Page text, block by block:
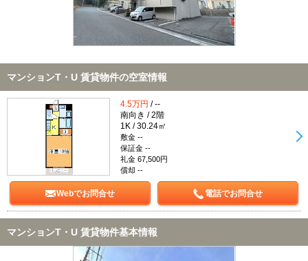
マンションT・U 賃貸物件の空室情報
4.5万円 / --
南向き / 2階
1K / 30.24㎡
敷金 --
保証金 --
礼金 67,500円
償却 --
Webでお問合せ 電話でお問合せ
マンションT・U 賃貸物件基本情報